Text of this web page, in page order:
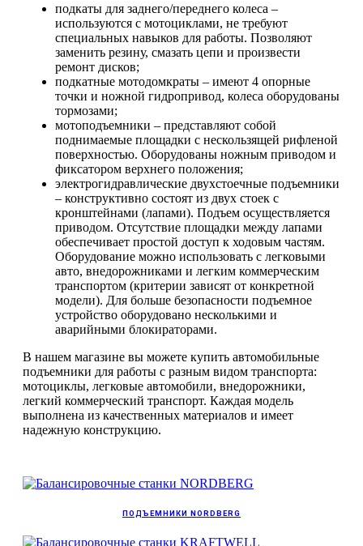
подкаты для заднего/переднего колеса –
используются с мотоциклами, не требуют
специальных навыков для работы. Позволяют
заменить резину, смазать цепи и произвести
ремонт дисков;
подкатные мотодомкраты – имеют 4 опорные
точки и ножной гидропривод, колеса оборудованы
тормозами;
мотоподъемники – представляют собой
поднимаемые площадки с нескользящей рифленой
поверхностью. Оборудованы ножным приводом и
фиксатором верхнего положения;
электрогидравлические двухстоечные подъемники
– конструктивно состоят из двух стоек с
кронштейнами (лапами). Подъем осуществляется
приводом. Отсутствие площадки между лапами
обеспечивает простой доступ к ходовым частям.
Оборудование можно использовать с легковыми
авто, внедорожниками и легким коммерческим
транспортом (критерии зависят от конкретной
модели). Для больше безопасности подъемное
устройство оборудовано несколькими и
аварийными блокираторами.
В нашем магазине вы можете купить автомобильные
подъемники для работы с разным видом транспорта:
мотоциклы, легковые автомобили, внедорожники,
легкий коммерческий транспорт. Каждая модель
выполнена из качественных материалов и имеет
надежную конструкцию.
ПОДЪЕМНИКИ NORDBERG